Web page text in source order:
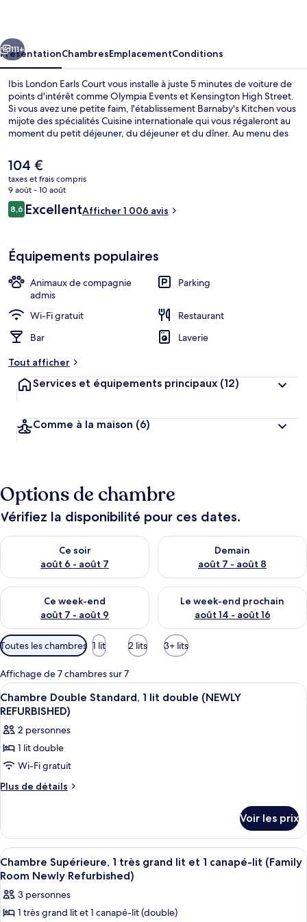
Suivant
111+
PrésentationChambresEmplacementConditions
Ibis London Earls Court vous installe à juste 5 minutes de voiture de
points d'intérêt comme Olympia Events et Kensington High Street.
Si vous avez une petite faim, l'établissement Barnaby's Kitchen vous
mijote des spécialités Cuisine internationale qui vous régaleront au
moment du petit déjeuner, du déjeuner et du dîner. Au menu des
bar/une épicerie fine. Sympa non ? Les autres voyageurs aiment le
fait que les transports publics se trouvent à une courte distance de
marche : Station de métro West Brompton est à 5 minutes à pied et
Station de métro Earl's Court, à 9 minutes.
Le
prix
actuel
est
de
104 €
taxes et frais compris
9 août - 10 août
Avis
voyageurs
8,68,6 sur 10
ExcellentAfficher 1 006 avis
Équipements populaires
Animaux de compagnie
admis
Parking
Wi-Fi gratuit
Restaurant
Bar
Laverie
Tout afficher
Services et équipements principaux (12)
Comme à la maison (6)
Options de chambre
Vérifiez la disponibilité pour ces dates.
Ce soir
août 6 - août 7
Vérifier la disponibilité pour ce soir août 6 - août 7
Demain
août 7 - août 8
Vérifier la disponibilité pour
Ce week-end
août 7 - août 9
Vérifier la disponibilité pour ce week-end août 7 - août 9
Le week-end prochain
août 14 - août 16
Vérifier la disponibilité pour
Filtres
disponibles
pour
les
chambres
Toutes les chambres 1 lit 2 lits 3+ lits
Affichage de 7 chambres sur 7
Afficher
toutes
les
photos
pour
ce
type
Chambre
Double
Standard,
1
lit
double
Une chambre d’hôtel avec un lit, un
8
Chambre Double Standard, 1 lit double (NEWLY
REFURBISHED)
2 personnes
1 lit double
Wi-Fi gratuit
Plus de détails
Plus
le
type
de
chambre
Double
Standard,
Voir les prix
Afficher
toutes
les
photos
pour
Bureau, espace de travail pour
8
Chambre Supérieure, 1 très grand lit et 1 canapé-lit (Family
Room Newly Refurbished)
3 personnes
1 très grand lit et 1 canapé-lit (double)